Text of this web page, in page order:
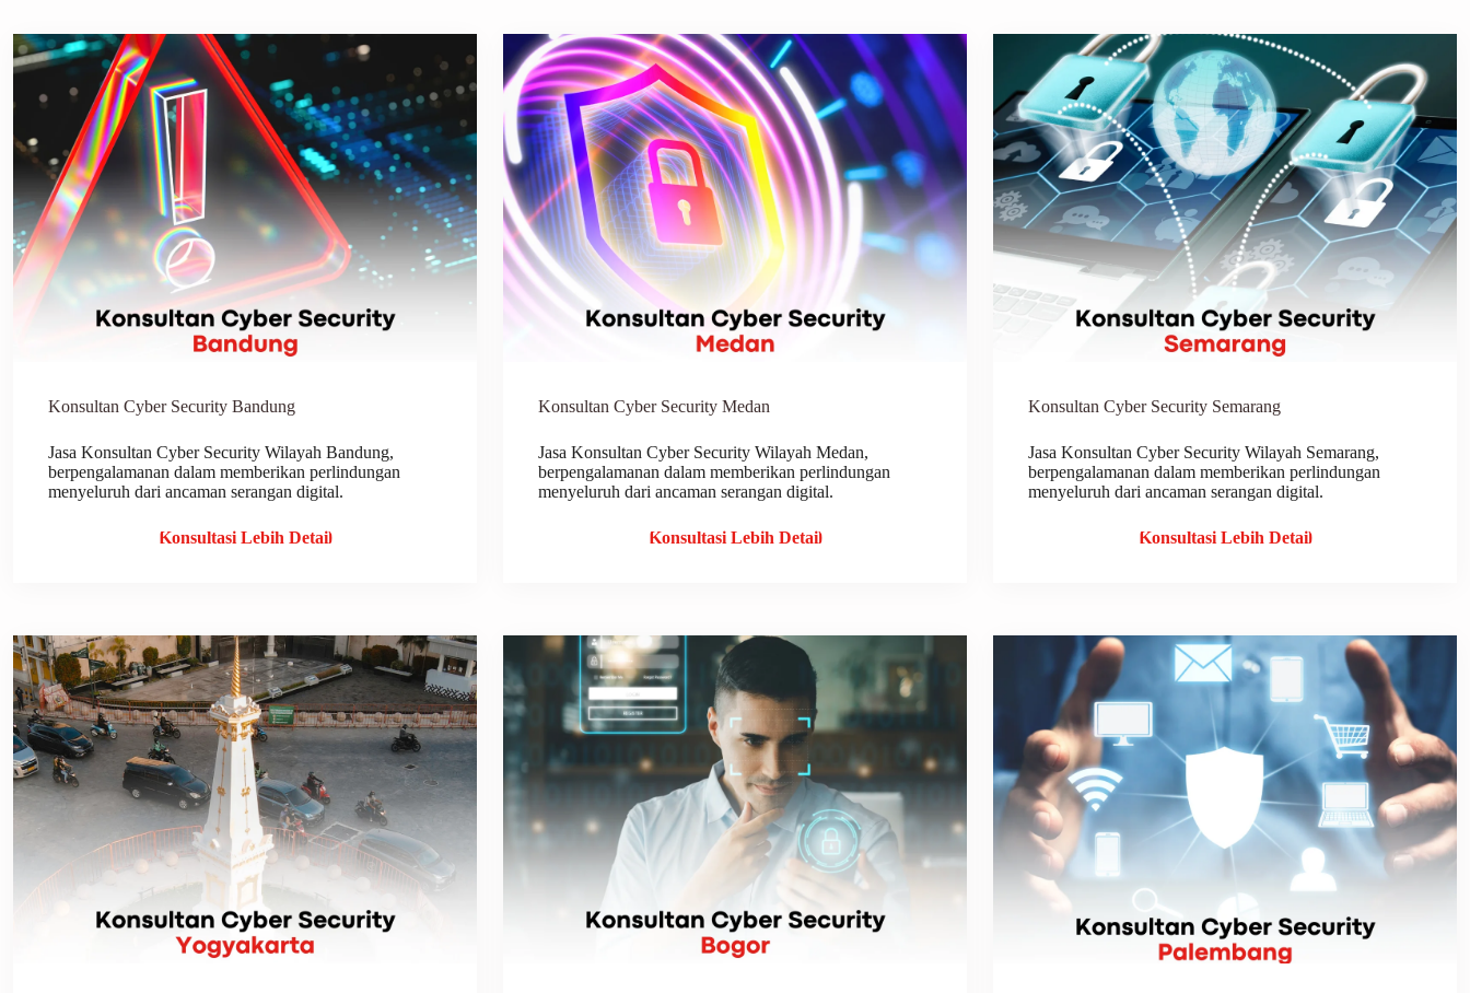
Konsultan Cyber Security Bandung
Jasa Konsultan Cyber Security Wilayah Bandung,
berpengalamanan dalam memberikan perlindungan
menyeluruh dari ancaman serangan digital.
Konsultasi Lebih Detail
Konsultan Cyber Security Medan
Jasa Konsultan Cyber Security Wilayah Medan,
berpengalamanan dalam memberikan perlindungan
menyeluruh dari ancaman serangan digital.
Konsultasi Lebih Detail
Konsultan Cyber Security Semarang
Jasa Konsultan Cyber Security Wilayah Semarang,
berpengalamanan dalam memberikan perlindungan
menyeluruh dari ancaman serangan digital.
Konsultasi Lebih Detail